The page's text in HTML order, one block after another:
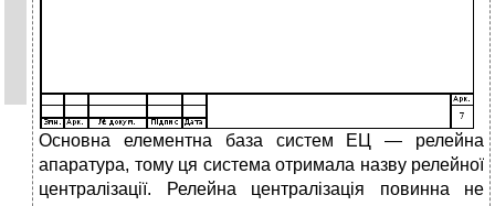
Основна елементна база систем ЕЦ — релейна
апаратура, тому ця система отримала назву релейної
централізації. Релейна централізація повинна не